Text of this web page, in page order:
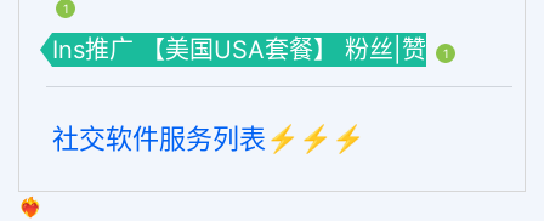
1
Ins推广 【美国USA套餐】 粉丝|赞 1
社交软件服务列表⚡️⚡️⚡️
❤️‍🔥